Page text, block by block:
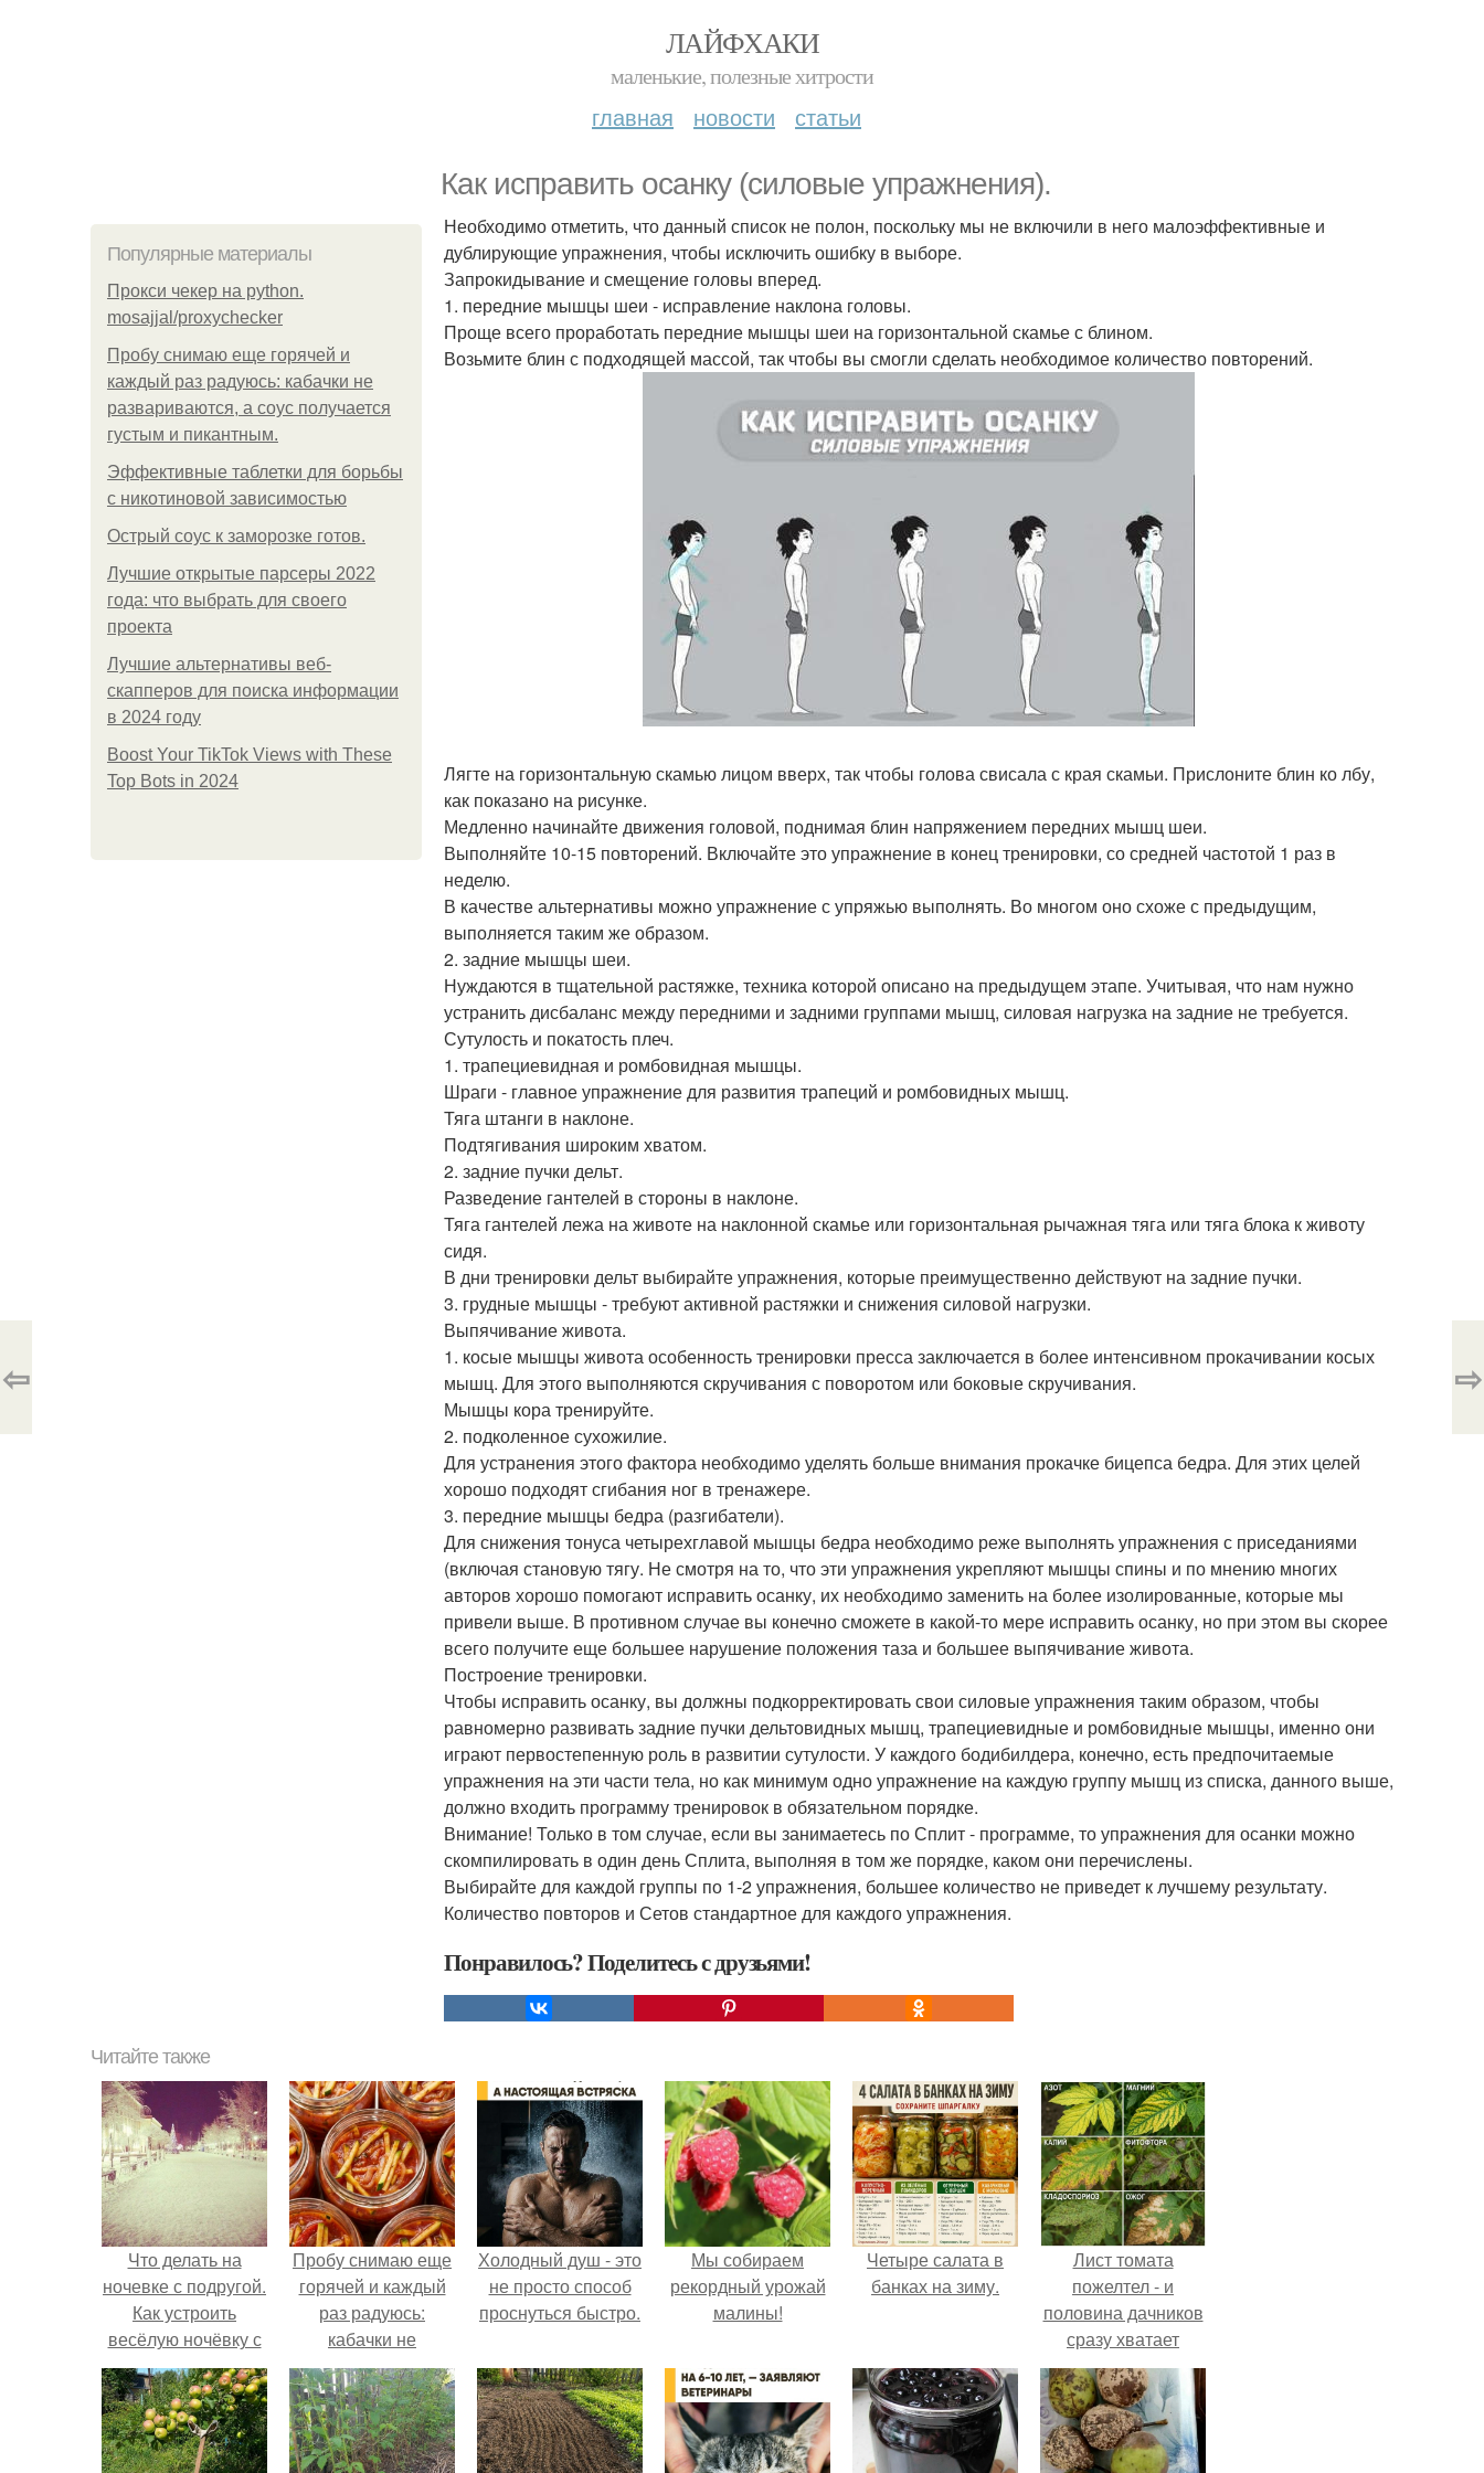
ЛАЙФХАКИ
маленькие, полезные хитрости
главная новости статьи
Как исправить осанку (силовые упражнения).
Популярные материалы
Прокси чекер на python.
mosajjal/proxychecker
Пробу снимаю еще горячей и
каждый раз радуюсь: кабачки не
развариваются, а соус получается
густым и пикантным.
Эффективные таблетки для борьбы
с никотиновой зависимостью
Острый соус к заморозке готов.
Лучшие открытые парсеры 2022
года: что выбрать для своего
проекта
Лучшие альтернативы веб-
скапперов для поиска информации
в 2024 году
Boost Your TikTok Views with These
Top Bots in 2024
Необходимо отметить, что данный список не полон, поскольку мы не включили в него малоэффективные и
дублирующие упражнения, чтобы исключить ошибку в выборе.
Запрокидывание и смещение головы вперед.
1. передние мышцы шеи - исправление наклона головы.
Проще всего проработать передние мышцы шеи на горизонтальной скамье с блином.
Возьмите блин с подходящей массой, так чтобы вы смогли сделать необходимое количество повторений.
Лягте на горизонтальную скамью лицом вверх, так чтобы голова свисала с края скамьи. Прислоните блин ко лбу,
как показано на рисунке.
Медленно начинайте движения головой, поднимая блин напряжением передних мышц шеи.
Выполняйте 10-15 повторений. Включайте это упражнение в конец тренировки, со средней частотой 1 раз в
неделю.
В качестве альтернативы можно упражнение с упряжью выполнять. Во многом оно схоже с предыдущим,
выполняется таким же образом.
2. задние мышцы шеи.
Нуждаются в тщательной растяжке, техника которой описано на предыдущем этапе. Учитывая, что нам нужно
устранить дисбаланс между передними и задними группами мышц, силовая нагрузка на задние не требуется.
Сутулость и покатость плеч.
1. трапециевидная и ромбовидная мышцы.
Шраги - главное упражнение для развития трапеций и ромбовидных мышц.
Тяга штанги в наклоне.
Подтягивания широким хватом.
2. задние пучки дельт.
Разведение гантелей в стороны в наклоне.
Тяга гантелей лежа на животе на наклонной скамье или горизонтальная рычажная тяга или тяга блока к животу
сидя.
В дни тренировки дельт выбирайте упражнения, которые преимущественно действуют на задние пучки.
3. грудные мышцы - требуют активной растяжки и снижения силовой нагрузки.
Выпячивание живота.
1. косые мышцы живота особенность тренировки пресса заключается в более интенсивном прокачивании косых
мышц. Для этого выполняются скручивания с поворотом или боковые скручивания.
Мышцы кора тренируйте.
2. подколенное сухожилие.
Для устранения этого фактора необходимо уделять больше внимания прокачке бицепса бедра. Для этих целей
хорошо подходят сгибания ног в тренажере.
3. передние мышцы бедра (разгибатели).
Для снижения тонуса четырехглавой мышцы бедра необходимо реже выполнять упражнения с приседаниями
(включая становую тягу. Не смотря на то, что эти упражнения укрепляют мышцы спины и по мнению многих
авторов хорошо помогают исправить осанку, их необходимо заменить на более изолированные, которые мы
привели выше. В противном случае вы конечно сможете в какой-то мере исправить осанку, но при этом вы скорее
всего получите еще большее нарушение положения таза и большее выпячивание живота.
Построение тренировки.
Чтобы исправить осанку, вы должны подкорректировать свои силовые упражнения таким образом, чтобы
равномерно развивать задние пучки дельтовидных мышц, трапециевидные и ромбовидные мышцы, именно они
играют первостепенную роль в развитии сутулости. У каждого бодибилдера, конечно, есть предпочитаемые
упражнения на эти части тела, но как минимум одно упражнение на каждую группу мышц из списка, данного выше,
должно входить программу тренировок в обязательном порядке.
Внимание! Только в том случае, если вы занимаетесь по Сплит - программе, то упражнения для осанки можно
скомпилировать в один день Сплита, выполняя в том же порядке, каком они перечислены.
Выбирайте для каждой группы по 1-2 упражнения, большее количество не приведет к лучшему результату.
Количество повторов и Сетов стандартное для каждого упражнения.
Понравилось? Поделитесь с друзьями!
⇦ ⇨
Читайте также
Что делать на
ночевке с подругой.
Как устроить
весёлую ночёвку с
подружками
Пробу снимаю еще
горячей и каждый
раз радуюсь:
кабачки не
развариваются, а
соус получается
густым и
пикантным.
Холодный душ - это
не просто способ
проснуться быстро.
Мы собираем
рекордный урожай
малины!
Четыре салата в
банках на зиму.
Лист томата
пожелтел - и
половина дачников
сразу хватает
удобрение.